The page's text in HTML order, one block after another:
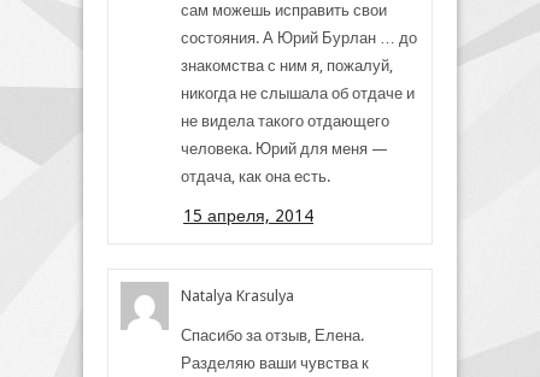
сам можешь исправить свои
состояния. А Юрий Бурлан … до
знакомства с ним я, пожалуй,
никогда не слышала об отдаче и
не видела такого отдающего
человека. Юрий для меня —
отдача, как она есть.
15 апреля, 2014
Natalya Krasulya
Спасибо за отзыв, Елена.
Разделяю ваши чувства к